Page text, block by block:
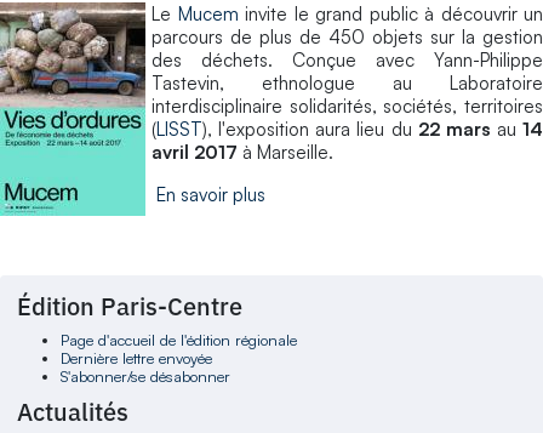
Le Mucem invite le grand public à découvrir un
parcours de plus de 450 objets sur la gestion
des déchets. Conçue avec Yann-Philippe
Tastevin, ethnologue au Laboratoire
interdisciplinaire solidarités, sociétés, territoires
(LISST), l'exposition aura lieu du 22 mars au 14
avril 2017 à Marseille.
En savoir plus
Édition Paris-Centre
Page d'accueil de l'édition régionale
Dernière lettre envoyée
S'abonner/se désabonner
Actualités